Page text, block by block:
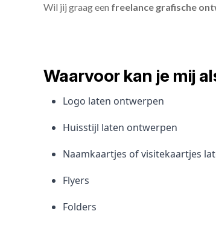
Wil jij graag een freelance grafische
Waarvoor kan je mij
Logo laten ontwerpen
Huisstijl laten ontwerpen
Naamkaartjes of visitekaartjes
Flyers
Folders